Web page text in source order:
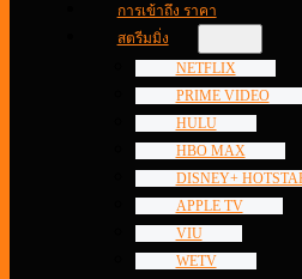
การเข้าถึง ราคา
สตรีมมิ่ง
NETFLIX
PRIME VIDEO
HULU
HBO MAX
DISNEY+
APPLE TV
VIU
WETV